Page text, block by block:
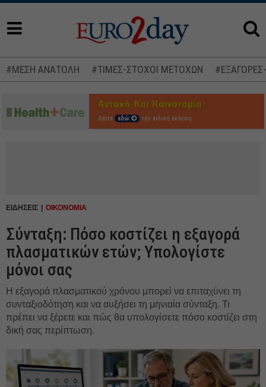
#ΜΕΣΗ ΑΝΑΤΟΛΗ #ΤΙΜΕΣ-ΣΤΟΧΟΙ ΜΕΤΟΧΩΝ
Δείτε εδώ την ειδική έκδοση
ΕΙΔΗΣΕΙΣ ΟΙΚΟΝΟΜΙΑ
Σύνταξη: Πόσο κοστίζει η εξαγορά
πλασματικών ετών; Υπολογίστε
μόνοι σας
Η εξαγορά πλασματικού χρόνου μπορεί να επιταχύνει τη
συνταξιοδότηση και να αυξήσει τη μηνιαία σύνταξη. Τι
πρέπει να ξέρετε και πώς θα υπολογίσετε πόσο κοστίζει στη
δική σας περίπτωση.